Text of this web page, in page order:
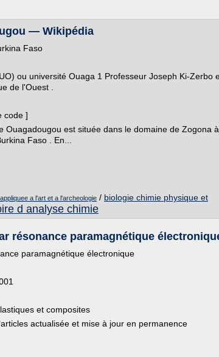
— Wikipédia
Faso
ou université Ouaga 1 Professeur Joseph Ki-Zerbo
de l'Ouest .
code ]
Ouagadougou est située dans le domaine de Zogona à
Faso . En...
a l'art et a l'archeologie / biologie chimie physique et
d analyse chimie
résonance paramagnétique
paramagnétique électronique
et composites
actualisée et mise à jour en permanence